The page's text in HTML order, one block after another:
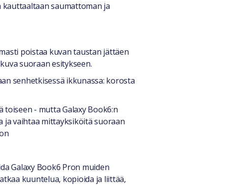
kauttaaltaan saumattoman ja
poistaa kuvan taustan jättäen
suoraan esitykseen.
senhetkisessä ikkunassa: korosta
- mutta Galaxy Book6:n
ja vaihtaa mittayksiköitä suoraan
Galaxy Book6 Pron muiden
kuuntelua, kopioida ja liittää,